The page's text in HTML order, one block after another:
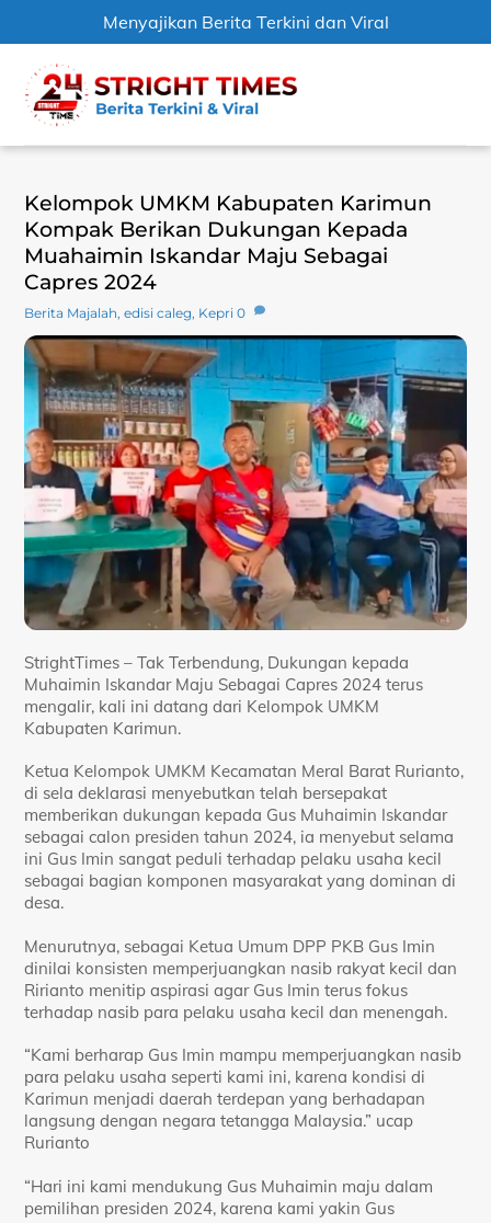
Menyajikan Berita Terkini dan Viral
content
Kelompok UMKM Kabupaten Karimun
Kompak Berikan Dukungan Kepada
Muahaimin Iskandar Maju Sebagai
Capres 2024
Berita Majalah,edisi caleg, Kepri 0
StrightTimes – Tak Terbendung, Dukungan kepada
Muhaimin Iskandar Maju Sebagai Capres 2024 terus
mengalir, kali ini datang dari Kelompok UMKM
Kabupaten Karimun.
Ketua Kelompok UMKM Kecamatan Meral Barat Rurianto,
di sela deklarasi menyebutkan telah bersepakat
memberikan dukungan kepada Gus Muhaimin Iskandar
sebagai calon presiden tahun 2024, ia menyebut selama
ini Gus Imin sangat peduli terhadap pelaku usaha kecil
sebagai bagian komponen masyarakat yang dominan di
desa.
Menurutnya, sebagai Ketua Umum DPP PKB Gus Imin
dinilai konsisten memperjuangkan nasib rakyat kecil dan
Ririanto menitip aspirasi agar Gus Imin terus fokus
terhadap nasib para pelaku usaha kecil dan menengah.
“Kami berharap Gus Imin mampu memperjuangkan nasib
para pelaku usaha seperti kami ini, karena kondisi di
Karimun menjadi daerah terdepan yang berhadapan
langsung dengan negara tetangga Malaysia.” ucap
Rurianto
“Hari ini kami mendukung Gus Muhaimin maju dalam
pemilihan presiden 2024, karena kami yakin Gus